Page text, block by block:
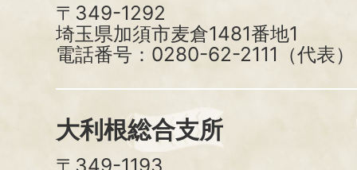
〒349-1292
埼玉県加須市麦倉1481番地1
電話番号：0280-62-2111（代表）
大利根総合支所
〒349-1193